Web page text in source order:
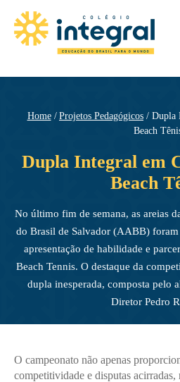
Home Projetos Pedagógicos
Dupla
Beach
Dupla Integral em
Beach
No último fim de semana, as areias
do Brasil de Salvador (AABB)
apresentação de habilidade e
Beach Tennis. O destaque da
dupla inesperada, composta pelo
Diretor Pedro
O campeonato não apenas
competitividade e disputas acirradas,